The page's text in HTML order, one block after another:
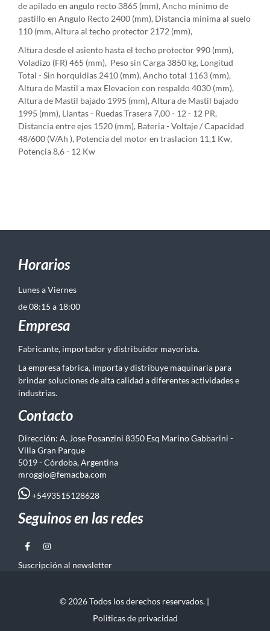
de apilado en angulo recto 3865 (mm), Ancho minimo de
pastillo en Angulo Recto 2400 (mm), Distancia minima al suelo
110 (mm, Altura al techo protector 2172 (mm),
Altura desde el asiento hasta el techo protector 990 (mm),
Voladizo (FR) 465 (mm), Peso sin Carga 3850 kg, Longitud
Total - Sin horquidias 2410 (mm), Ancho total 1163 (mm),
Altura de Mastil a max Elevacion con respaldo 4030 (mm),
Altura de Mastil bajado 1995 (mm), Altura de Mastil bajado
1995 (mm), Llantas - Ruedas Trasera 7,00 - 12 - 12 PR,
Distancia entre ejes 1520 (mm), Bateria - Voltaje / Capacidad
48/600 (V/Ah ), Potencia del motor en traslacion 11,1 Kw,
Potencia 8,6 - 12 Kw
Horarios
Lunes a Viernes
de 08:15 a 18:00
Empresa
Fabricante, importador y distribuidor mayorista.
La empresa fabrica, importa y distribuye maquinaria para
brindar soluciones de alta calidad a diferentes actividades e
industrias.
Contacto
Dirección: A. Jose Posanzini 8350 Esq Marino Gabbarini -
Villa Gran Parque
5019 - Córdoba, Argentina
mroggio@femacba.com
+5493515128628
Seguinos en las redes
Suscripción al newsletter
© 2026 Todos los derechos reservados. |
Politicas de privacidad